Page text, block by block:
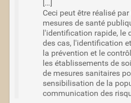
[…]
Ceci peut être réalisé
mesures de santé
l'identification rapide, le
des cas, l'identification
la prévention et le
les établissements de
de mesures sanitaires
sensibilisation de la
communication des